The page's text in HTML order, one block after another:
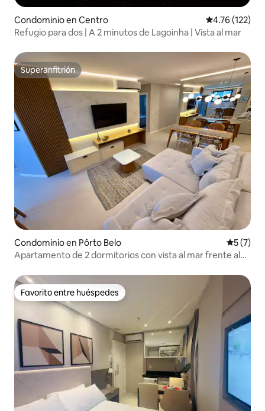
Condominio en Centro Calificación
4.76 (122)
Refugio para dos | A 2 minutos de Lagoinha | Vista al mar
Superanfitrión
Superanfitrión
Condominio en Pôrto Belo
5 (7)
Apartamento de 2 dormitorios con vista al mar frente al
Favorito entre huéspedes
Favorito entre huéspedes